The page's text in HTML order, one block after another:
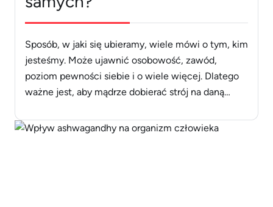
Sposób, w jaki się ubieramy, wiele mówi o tym, kim
jesteśmy. Może ujawnić osobowość, zawód,
poziom pewności siebie i o wiele więcej. Dlatego
ważne jest, aby mądrze dobierać strój na daną
ubiór, staje się naszą wizytówką. Dlatego też